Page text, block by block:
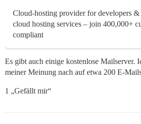
Cloud-hosting provider for developers &
cloud hosting services – join 400,000+
compliant
Es gibt auch einige kostenlose Mailserver.
meiner Meinung nach auf etwa 200 E-
1 „Gefällt mir“